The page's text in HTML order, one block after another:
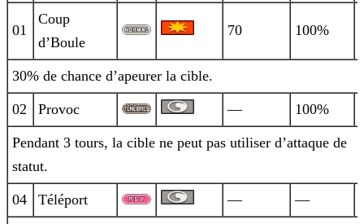
01
Coup
d’Boule
70 100%
30% de chance d’apeurer la cible.
02 Provoc — 100%
Pendant 3 tours, la cible ne peut pas utiliser d’attaque de
statut.
04 Téléport — —